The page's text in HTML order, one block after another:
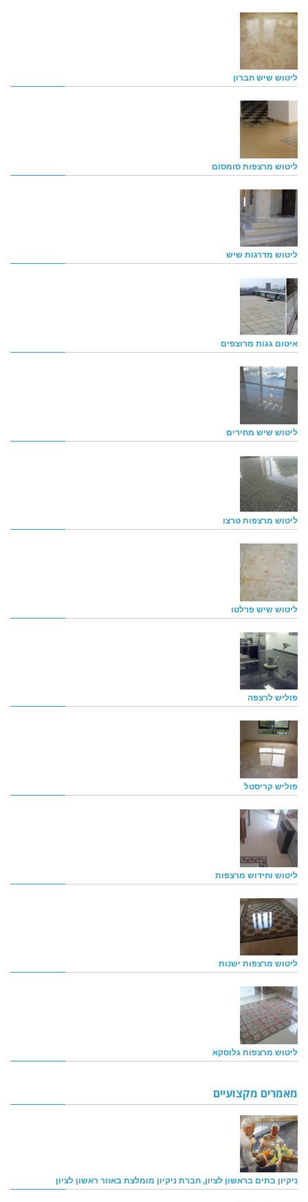
ליטוש שיש חברון
ליטוש מרצפות סומסום
ליטוש מדרגות שיש
איטום גגות מרוצפים
ליטוש שיש מחירים
ליטוש מרצפות טרצו
ליטוש שיש פרלטו
פוליש לרצפה
פוליש קריסטל
ליטוש וחידוש מרצפות
ליטוש מרצפות ישנות
ליטוש מרצפות גלוסקא
מאמרים מקצועיים
ניקיון בתים בראשון לציון, חברת ניקיון מומלצת באזור ראשון לציון